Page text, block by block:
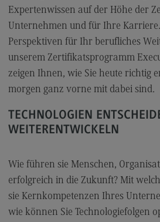
FAQ für Einzelpersonen
FAQ für Unternehmen und
Satzungen
Die Hochschule
Hochschulweiterbildung@BW
DHBW
(External link)
Kontakt
Expertenwissen auf der Höhe der
Unternehmen und für Ihre
Perspektiven für Ihr berufliches
unserem Zertifikatsprogramm
zeigen Ihnen, wie Sie heute richtig
morgen ganz vorne mit dabei sind.
TECHNOLOGIEN
WEITERENTWICKELN
Wie führen sie Menschen,
erfolgreich in die Zukunft? Mit
sie Kernkompetenzen Ihres
wie können Sie Technologiefolgen